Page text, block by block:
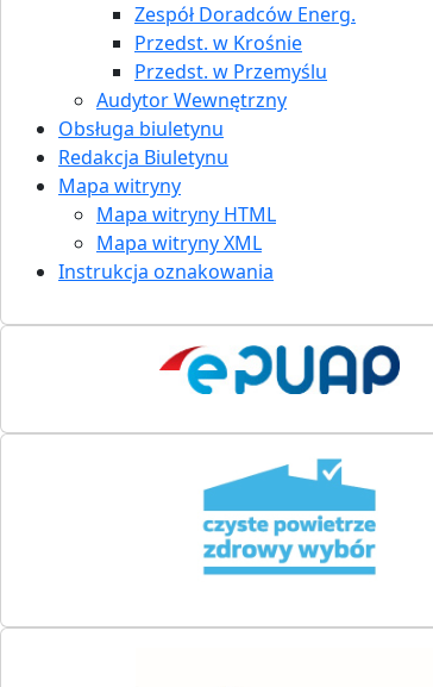
Zespół Doradców Energ.
Przedst. w Krośnie
Przedst. w Przemyślu
Audytor Wewnętrzny
Obsługa biuletynu
Redakcja Biuletynu
Mapa witryny
Mapa witryny HTML
Mapa witryny XML
Instrukcja oznakowania